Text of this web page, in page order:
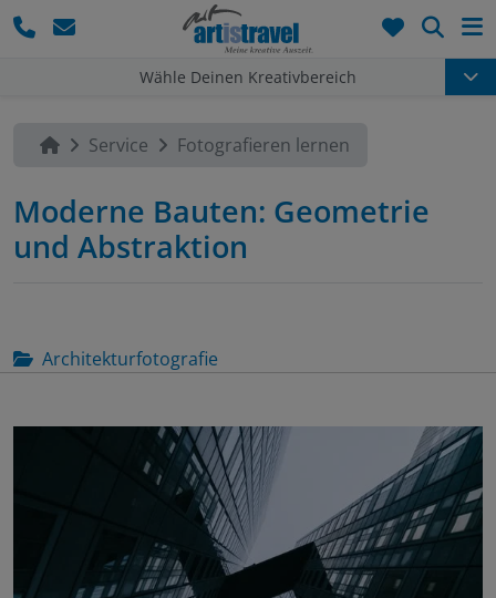
Wähle Deinen Kreativbereich
Service Fotografieren lernen
Moderne Bauten: Geometrie
und Abstraktion
Architekturfotografie